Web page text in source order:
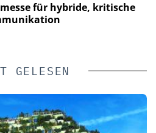
für hybride, kritische
GELESEN